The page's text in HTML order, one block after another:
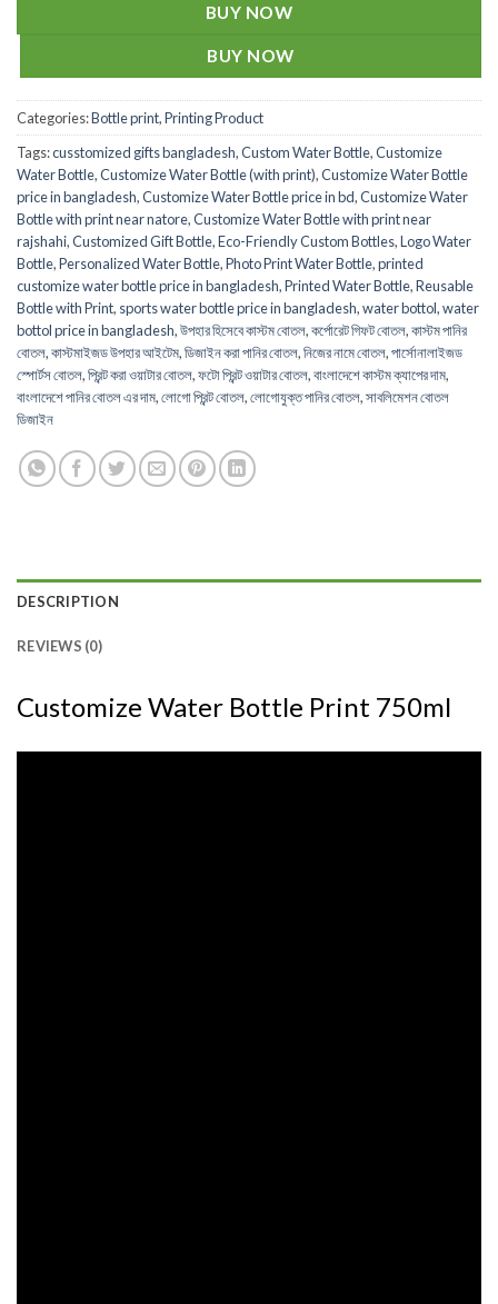
BUY NOW
BUY NOW
Categories:Bottle print,Printing Product
Tags:cusstomized gifts bangladesh,Custom Water Bottle,Customize
Water Bottle,Customize Water Bottle (with print),Customize Water Bottle
price in bangladesh,Customize Water Bottle price in bd,Customize Water
Bottle with print near natore,Customize Water Bottle with print near
rajshahi,Customized Gift Bottle,Eco-Friendly Custom Bottles,Logo Water
Bottle,Personalized Water Bottle,Photo Print Water Bottle,printed
customize water bottle price in bangladesh,Printed Water Bottle,Reusable
Bottle with Print, sports water bottle price in bangladesh,water bottol,water
bottol price in bangladesh,উপহার হিসেবে কাস্টম বোতল,কর্পোরেট গিফট বোতল,কাস্টম পানির
বোতল,কাস্টমাইজড উপহার আইটেম,ডিজাইন করা পানির বোতল,নিজের নামে বোতল,পার্সোনালাইজড
স্পোর্টস বোতল,প্রিন্ট করা ওয়াটার বোতল,ফটো প্রিন্ট ওয়াটার বোতল,বাংলাদেশে কাস্টম ক্যাপের দাম,
বাংলাদেশে পানির বোতল এর দাম,লোগো প্রিন্ট বোতল,লোগোযুক্ত পানির বোতল,সাবলিমেশন বোতল
ডিজাইন
DESCRIPTION
REVIEWS (0)
Customize Water Bottle Print 750ml